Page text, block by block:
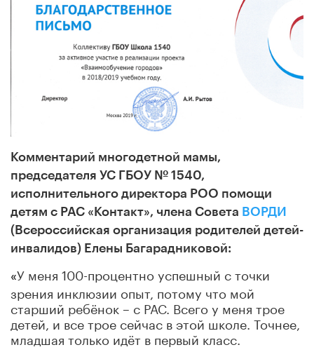
Комментарий многодетной мамы,
председателя УС ГБОУ № 1540,
исполнительного директора РОО помощи
детям с РАС «Контакт», члена Совета ВОРДИ
(Всероссийская организация родителей детей-
инвалидов) Елены Багарадниковой:
«У меня 100-процентно успешный с точки
зрения инклюзии опыт, потому что мой
старший ребёнок – с РАС. Всего у меня трое
детей, и все трое сейчас в этой школе. Точнее,
младшая только идёт в первый класс.